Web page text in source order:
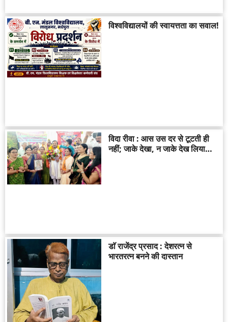
विश्वविद्यालयों की स्वायत्तता का सवाल!
विदा रीवा : आस उस दर से टूटती ही
नहीं; जाके देखा, न जाके देख लिया…
डाॅ राजेंद्र प्रसाद : देशरत्न से
भारतरत्न बनने की दास्तान